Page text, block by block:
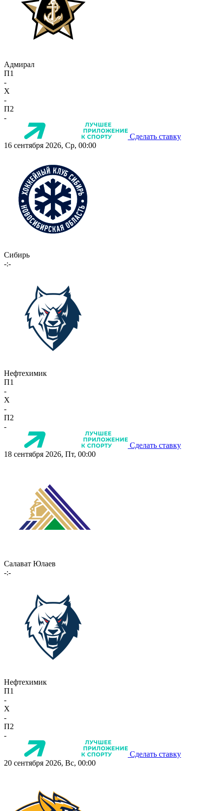
Адмирал
П1
-
X
-
П2
-
Сделать ставку
16 сентября 2026, Ср, 00:00
Сибирь
-:-
Нефтехимик
П1
-
X
-
П2
-
Сделать ставку
18 сентября 2026, Пт, 00:00
Салават Юлаев
-:-
Нефтехимик
П1
-
X
-
П2
-
Сделать ставку
20 сентября 2026, Вс, 00:00